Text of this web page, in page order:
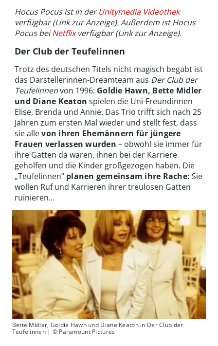
Hocus Pocus ist in derUnitymedia Videothek
verfügbar (Link zur Anzeige). Außerdem istHocus
Pocus beiNetflixverfügbar (Link zur Anzeige).
Der Club der Teufelinnen
Trotz des deutschen Titels nicht magisch begabt ist
das Darstellerinnen-Dreamteam aus Der Club der
Teufelinnenvon 1996: Goldie Hawn, Bette Midler
und Diane Keaton spielen die Uni-Freundinnen
Elise, Brenda und Annie. Das Trio trifft sich nach 25
Jahren zum ersten Mal wieder und stellt fest, dass
sie allevon ihren Ehemännern für jüngere
Frauen verlassen wurden – obwohl sie immer für
ihre Gatten da waren, ihnen bei der Karriere
geholfen und die Kinder großgezogen haben. Die
„Teufelinnen“ planen gemeinsam ihre Rache: Sie
wollen Ruf und Karrieren ihrer treulosen Gatten
ruinieren…
Bette Midler, Goldie Hawn und Diane Keaton in Der Club der
Teufelinnen | © Paramount Pictures